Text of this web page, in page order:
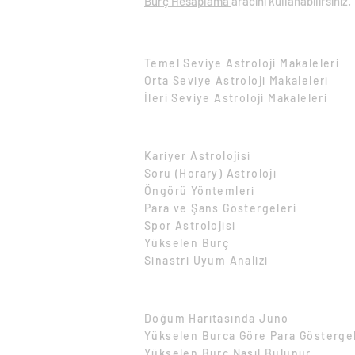
Temel Seviye Astroloji Makaleleri​
Orta Seviye Astroloji Makaleleri​
İleri Seviye Astroloji Makaleleri​
Kariyer Astrolojisi
Soru (Horary) Astroloji
Öngörü Yöntemleri
Para ve Şans Göstergeleri
Spor Astrolojisi
Yükselen Burç
Sinastri Uyum Analizi
Doğum Haritasında Juno
Yükselen Burca Göre Para